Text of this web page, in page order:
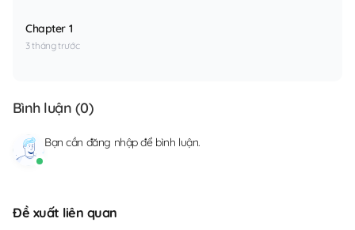
Chapter 1
3 tháng trước
Bình luận (0)
Bạn cần đăng nhậpđể bình luận.
Đề xuất liên quan